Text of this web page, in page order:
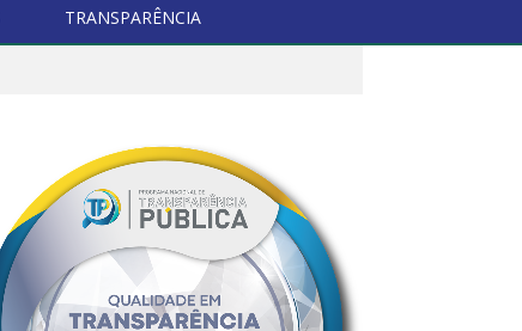
TRANSPARÊNCIA